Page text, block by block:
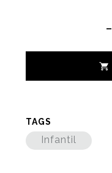
-
TAGS
Infantil